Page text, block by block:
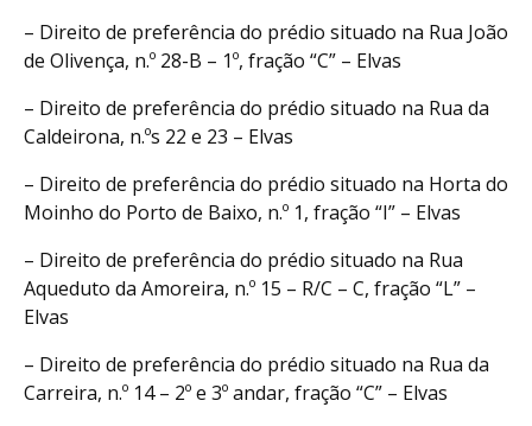
– Direito de preferência do prédio situado na Rua João
de Olivença, n.º 28-B – 1º, fração “C” – Elvas
– Direito de preferência do prédio situado na Rua da
Caldeirona, n.ºs 22 e 23 – Elvas
– Direito de preferência do prédio situado na Horta do
Moinho do Porto de Baixo, n.º 1, fração “I” – Elvas
– Direito de preferência do prédio situado na Rua
Aqueduto da Amoreira, n.º 15 – R/C – C, fração “L” –
Elvas
– Direito de preferência do prédio situado na Rua da
Carreira, n.º 14 – 2º e 3º andar, fração “C” – Elvas